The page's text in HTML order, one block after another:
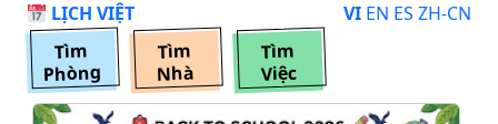
LỊCH VIỆT VI EN ES ZH-CN
Tìm
Phòng
Tìm
Nhà
Tìm
Việc